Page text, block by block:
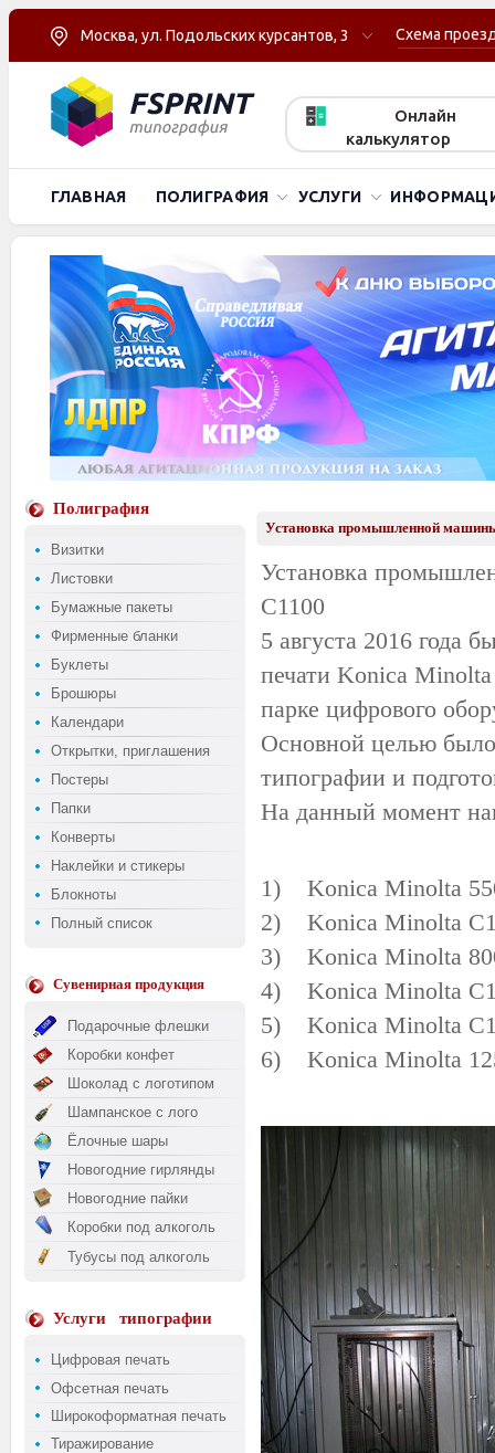
Москва, ул. Подольских курсантов, 3 Схема
Онлайн
калькулятор
ГЛАВНАЯ ПОЛИГРАФИЯ УСЛУГИ
Полиграфия
Визитки
Листовки
Бумажные пакеты
Фирменные бланки
Буклеты
Брошюры
Календари
Открытки, приглашения
Постеры
Папки
Конверты
Наклейки и стикеры
Блокноты
Полный список
Сувенирная продукция
Подарочные флешки
Коробки конфет
Шоколад с логотипом
Шампанское с лого
Ёлочные шары
Новогодние гирлянды
Новогодние пайки
Коробки под алкоголь
Тубусы под алкоголь
Услуги типографии
Цифровая печать
Офсетная печать
Широкоформатная печать
Тиражирование
Установка промышленной
Установка
C1100
5 августа 2016 года
печати Konica
парке цифрового
Основной целью было
типографии и
На данный момент
1) Konica Minolta
2) Konica Minolta
3) Konica Minolta
4) Konica Minolta
5) Konica Minolta
6) Konica Minolta